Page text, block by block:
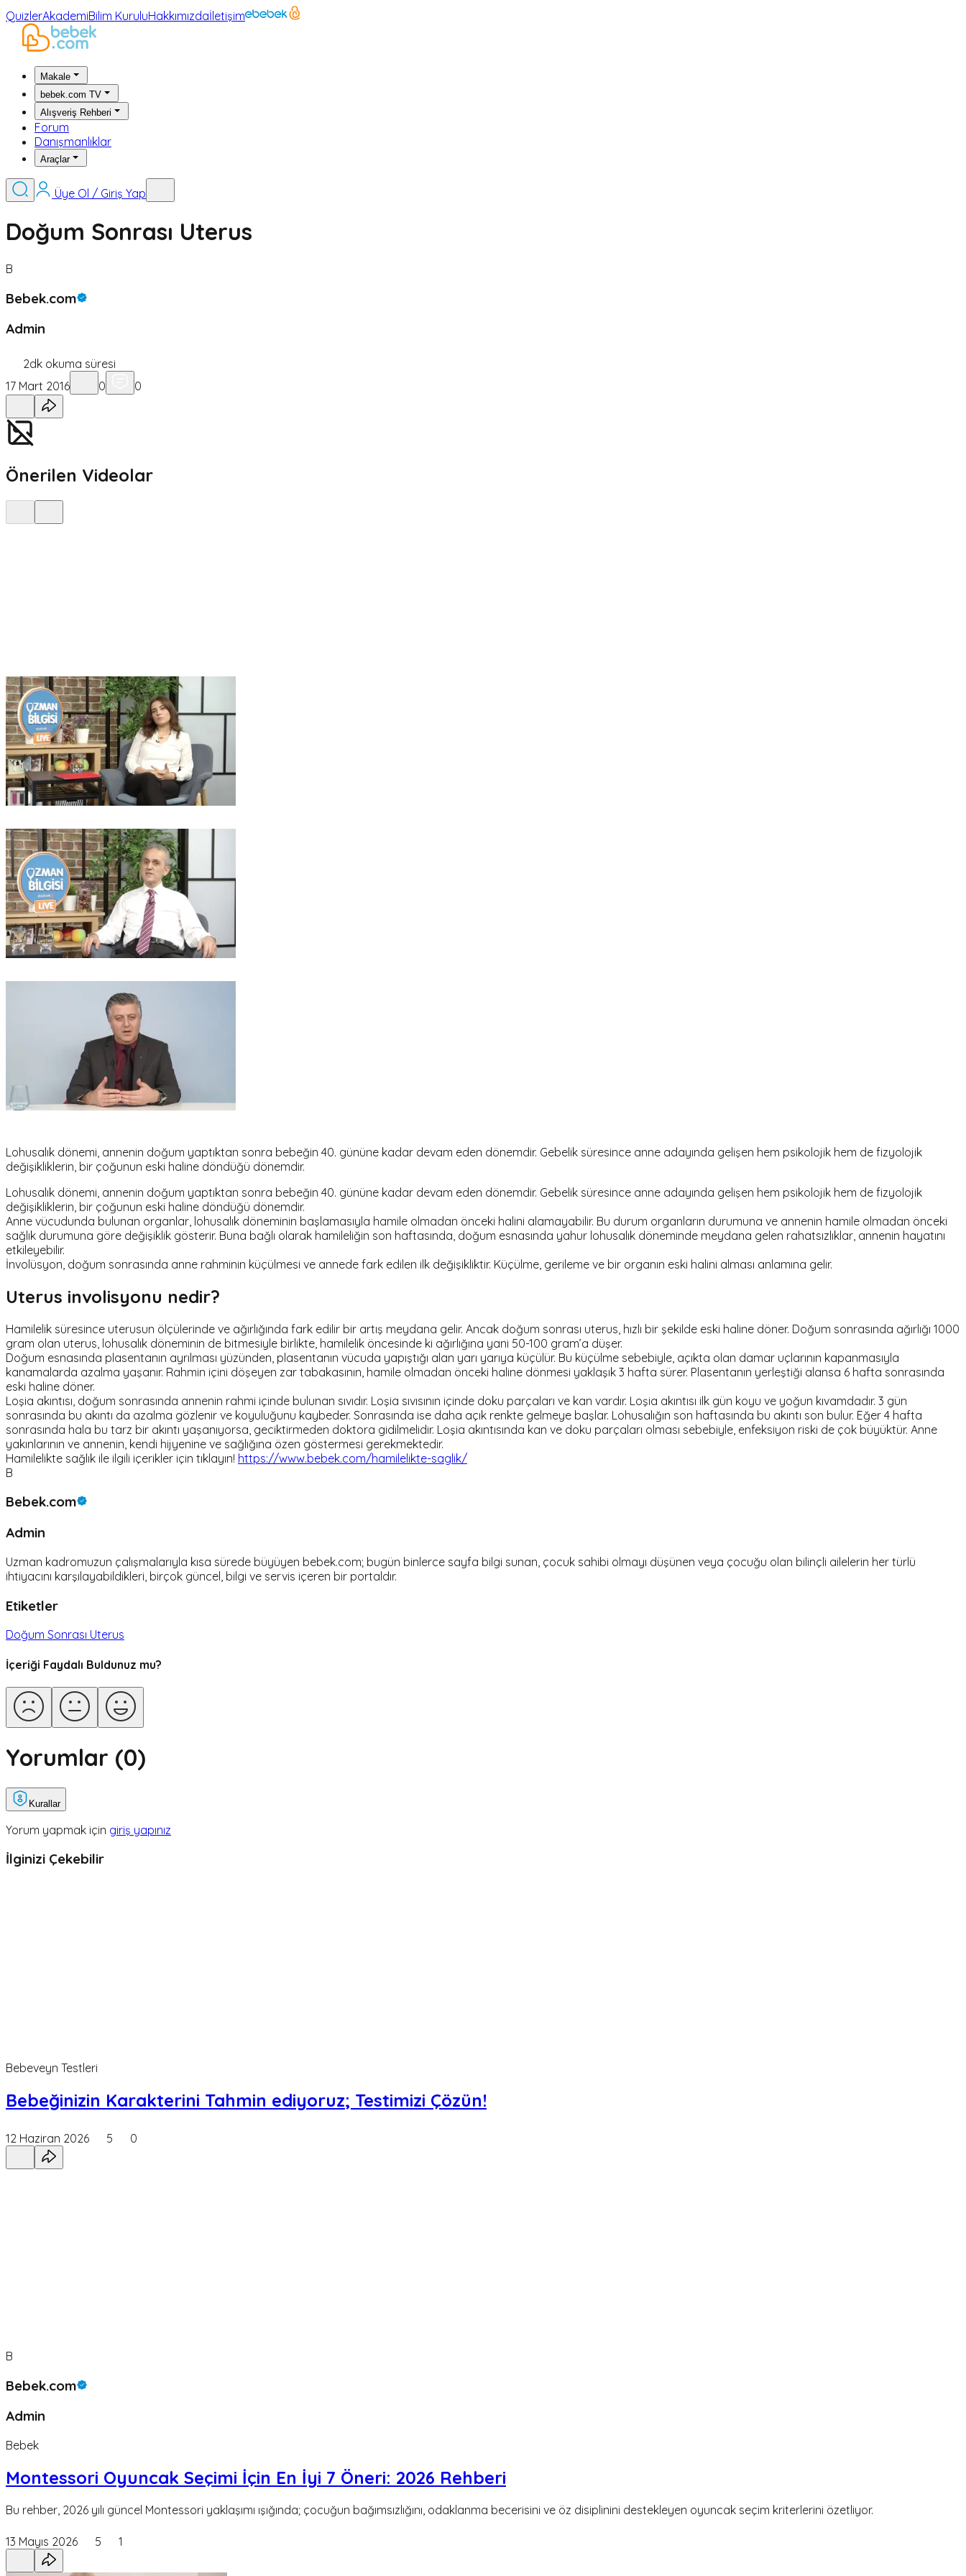
QuizlerAkademiBilim KuruluHakkımızdaİletişim
Makale
bebek.com TV
Alışveriş Rehberi
Forum
Danışmanlıklar
Araçlar
Üye Ol / Giriş Yap
Doğum Sonrası Uterus
B
Bebek.com
Admin
2dk okuma süresi
17 Mart 2016
0 0
Önerilen Videolar
Lohusalık dönemi, annenin doğum yaptıktan sonra bebeğin 40. gününe kadar devam eden dönemdir. Gebelik süresince anne adayında gelişen hem psikolojik hem de fizyolojik
değişikliklerin, bir çoğunun eski haline döndüğü dönemdir.
Lohusalık dönemi, annenin doğum yaptıktan sonra bebeğin 40. gününe kadar devam eden dönemdir. Gebelik süresince anne adayında gelişen hem psikolojik hem de fizyolojik
değişikliklerin, bir çoğunun eski haline döndüğü dönemdir.
Anne vücudunda bulunan organlar, lohusalık döneminin başlamasıyla hamile olmadan önceki halini alamayabilir. Bu durum organların durumuna ve annenin hamile olmadan önceki
sağlık durumuna göre değişiklik gösterir. Buna bağlı olarak hamileliğin son haftasında, doğum esnasında yahur lohusalık döneminde meydana gelen rahatsızlıklar, annenin hayatını
etkileyebilir.
İnvolüsyon, doğum sonrasında anne rahminin küçülmesi ve annede fark edilen ilk değişikliktir. Küçülme, gerileme ve bir organın eski halini alması anlamına gelir.
Uterus involisyonu nedir?
Hamilelik süresince uterusun ölçülerinde ve ağırlığında fark edilir bir artış meydana gelir. Ancak doğum sonrası uterus, hızlı bir şekilde eski haline döner. Doğum sonrasında ağırlığı 1000
gram olan uterus, lohusalık döneminin de bitmesiyle birlikte, hamilelik öncesinde ki ağırlığına yani 50-100 gram’a düşer.
Doğum esnasında plasentanın ayrılması yüzünden, plasentanın vücuda yapıştığı alan yarı yarıya küçülür. Bu küçülme sebebiyle, açıkta olan damar uçlarının kapanmasıyla
kanamalarda azalma yaşanır. Rahmin içini döşeyen zar tabakasının, hamile olmadan önceki haline dönmesi yaklaşık 3 hafta sürer. Plasentanın yerleştiği alansa 6 hafta sonrasında
eski haline döner.
Loşia akıntısı, doğum sonrasında annenin rahmi içinde bulunan sıvıdır. Loşia sıvısının içinde doku parçaları ve kan vardır. Loşia akıntısı ilk gün koyu ve yoğun kıvamdadır. 3 gün
sonrasında bu akıntı da azalma gözlenir ve koyuluğunu kaybeder. Sonrasında ise daha açık renkte gelmeye başlar. Lohusalığın son haftasında bu akıntı son bulur. Eğer 4 hafta
sonrasında hala bu tarz bir akıntı yaşanıyorsa, geciktirmeden doktora gidilmelidir. Loşia akıntısında kan ve doku parçaları olması sebebiyle, enfeksiyon riski de çok büyüktür. Anne
yakınlarının ve annenin, kendi hijyenine ve sağlığına özen göstermesi gerekmektedir.
Hamilelikte sağlık ile ilgili içerikler için tıklayın! https://www.bebek.com/hamilelikte-saglik/
B
Bebek.com
Admin
Uzman kadromuzun çalışmalarıyla kısa sürede büyüyen bebek.com; bugün binlerce sayfa bilgi sunan, çocuk sahibi olmayı düşünen veya çocuğu olan bilinçli ailelerin her türlü
ihtiyacını karşılayabildikleri, birçok güncel, bilgi ve servis içeren bir portaldır.
Etiketler
Doğum Sonrası Uterus
İçeriği Faydalı Buldunuz mu?
Yorumlar (0)
Kurallar
Yorum yapmak için giriş yapınız
İlginizi Çekebilir
Bebeveyn Testleri
Bebeğinizin Karakterini Tahmin ediyoruz; Testimizi Çözün!
12 Haziran 2026 5 0
B
Bebek.com
Admin
Bebek
Montessori Oyuncak Seçimi İçin En İyi 7 Öneri: 2026 Rehberi
Bu rehber, 2026 yılı güncel Montessori yaklaşımı ışığında; çocuğun bağımsızlığını, odaklanma becerisini ve öz disiplinini destekleyen oyuncak seçim kriterlerini özetliyor.
13 Mayıs 2026 5 1